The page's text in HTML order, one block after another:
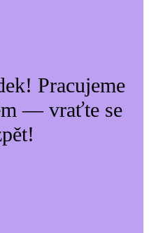
Pracujeme
— vraťte se